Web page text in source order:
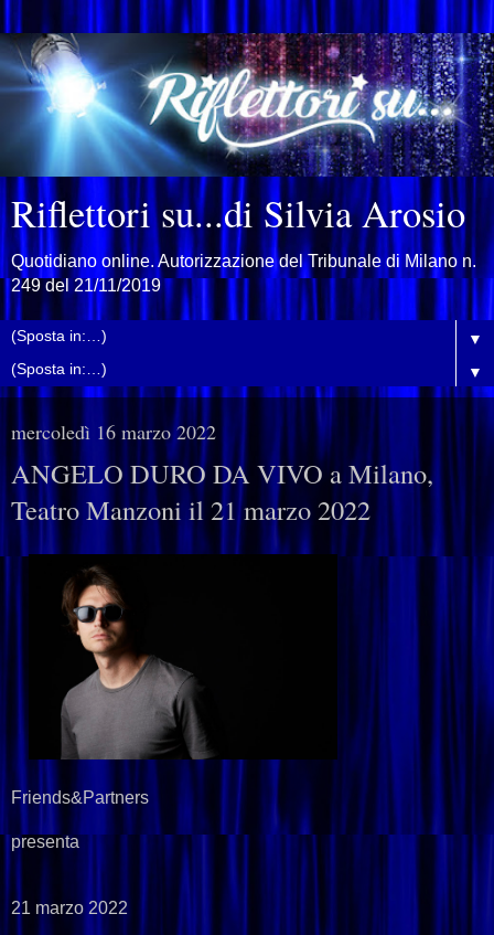
Riflettori su...di Silvia Arosio
Quotidiano online. Autorizzazione del Tribunale di Milano n.
249 del 21/11/2019
▼
▼
mercoledì 16 marzo 2022
ANGELO DURO DA VIVO a Milano,
Teatro Manzoni il 21 marzo 2022
Friends&Partners
presenta
21 marzo 2022